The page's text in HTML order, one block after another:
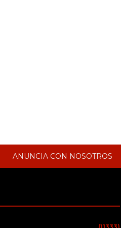
ANUNCIA CON NOSOTROS